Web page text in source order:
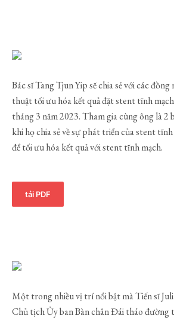
Bác sĩ Tang Tjun Yip sẽ chia sẻ với các
thuật tối ưu hóa kết quả đặt stent tĩnh
tháng 3 năm 2023. Tham gia cùng ông là 2
khi họ chia sẻ về sự phát triển của stent
để tối ưu hóa kết quả với stent tĩnh mạch.
tải PDF
Một trong nhiều vị trí nổi bật mà Tiến sĩ
Chủ tịch Ủy ban Bàn chân Đái tháo đường